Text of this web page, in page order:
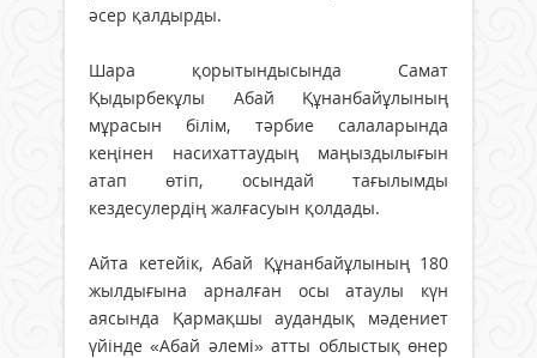
әсер қалдырды.
Шара қорытындысында Самат
Қыдырбекұлы Абай Құнанбайұлының
мұрасын білім, тәрбие салаларында
кеңінен насихаттаудың маңыздылығын
атап өтіп, осындай тағылымды
кездесулердің жалғасуын қолдады.
Айта кетейік, Абай Құнанбайұлының 180
жылдығына арналған осы атаулы күн
аясында Қармақшы аудандық мәдениет
үйінде «Абай әлемі» атты облыстық өнер